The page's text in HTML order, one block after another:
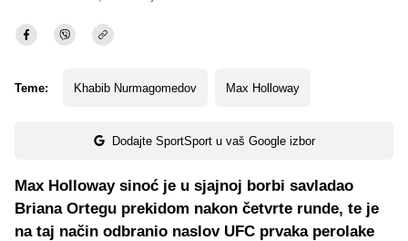
Teme: Khabib Nurmagomedov Max Holloway
Dodajte SportSport u vaš Google izbor
Max Holloway sinoć je u sjajnoj borbi savladao
Briana Ortegu prekidom nakon četvrte runde, te je
na taj način odbranio naslov UFC prvaka perolake